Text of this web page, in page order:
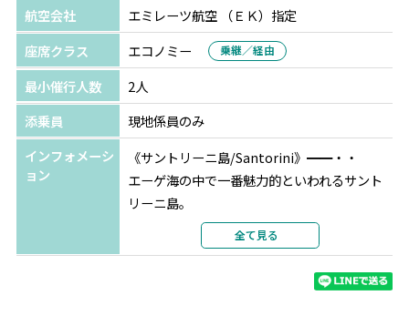
アテネ アポロ ホテル★★★
選択条件
同等クラス
部屋タイプ
ツインまたはダブル
利用形態
部屋カテゴリ
航空会社
エミレーツ航空 （ＥＫ）指定
座席クラス
エコノミー 乗継／経由
最小催行人数
2人
添乗員
現地係員のみ
インフォメーシ
ョン
《サントリーニ島/Santorini》━━・・
エーゲ海の中で一番魅力的といわれるサント
リーニ島。
船で島の遠景が目に入った瞬間からその美し
さに見とれるはず。
全て見る